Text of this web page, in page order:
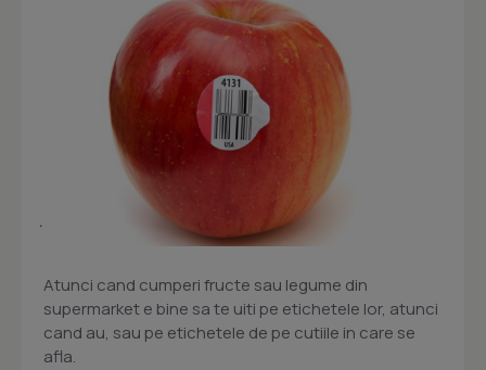
Atunci cand cumperi fructe sau legume din
supermarket e bine sa te uiti pe etichetele lor, atunci
cand au, sau pe etichetele de pe cutiile in care se
afla.